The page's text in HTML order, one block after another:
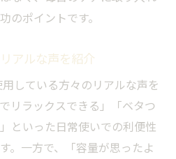
のポイントです。
アルな声を紹介
している方々のリアルな声を
リラックスできる」「ベタつ
といった日常使いでの利便性
。一方で、「容量が思ったよ